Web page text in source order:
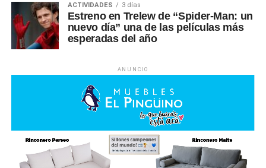
ACTIVIDADES 3 días
Estreno en Trelew de “Spider-Man: un
nuevo día” una de las películas más
esperadas del año
ANUNCIO